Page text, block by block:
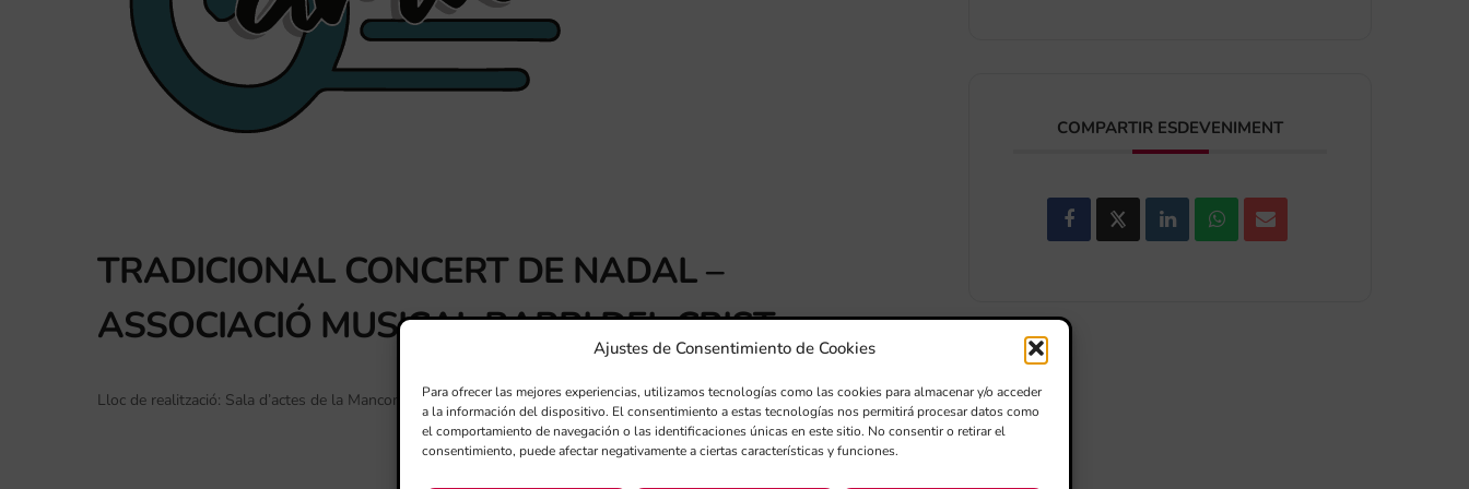
Ajustes de Consentimiento de Cookies
Para ofrecer las mejores experiencias, utilizamos tecnologías como las cookies para almacenar y/o acceder
a la información del dispositivo. El consentimiento a estas tecnologías nos permitirá procesar datos como
el comportamiento de navegación o las identificaciones únicas en este sitio. No consentir o retirar el
consentimiento, puede afectar negativamente a ciertas características y funciones.
TRADICIONAL CONCERT DE NADAL –
ASSOCIACIÓ MUSICAL BARRI DEL CRIST
Lloc de realització: Sala d’actes de la Mancomunitat Barri del Crist, València
COMPARTIR ESDEVENIMENT